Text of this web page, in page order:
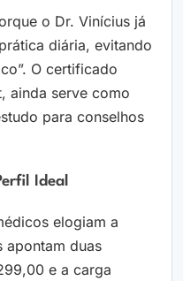
o Dr. Vinícius já
diária, evitando
O certificado
ainda serve como
para conselhos
Ideal
elogiam a
apontam duas
e a carga